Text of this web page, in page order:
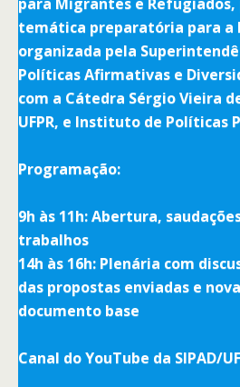
temática preparatória para a
organizada pela
Políticas Afirmativas e
com a Cátedra Sérgio Vieira
UFPR, e Instituto de Políticas
Programação:
9h às 11h: Abertura,
trabalhos
14h às 16h: Plenária com
das propostas enviadas e
documento base
Canal do YouTube da SIPAD/